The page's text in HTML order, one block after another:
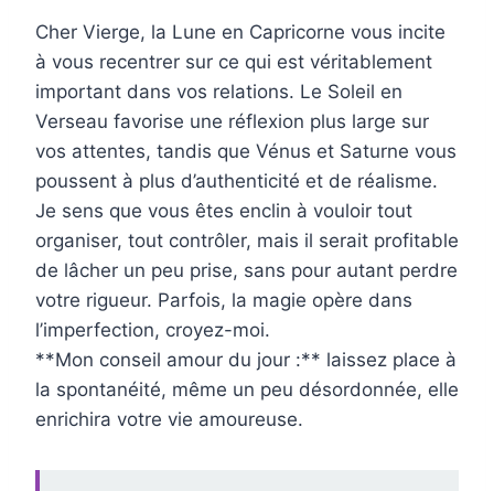
Cher Vierge, la Lune en Capricorne vous incite
à vous recentrer sur ce qui est véritablement
important dans vos relations. Le Soleil en
Verseau favorise une réflexion plus large sur
vos attentes, tandis que Vénus et Saturne vous
poussent à plus d’authenticité et de réalisme.
Je sens que vous êtes enclin à vouloir tout
organiser, tout contrôler, mais il serait profitable
de lâcher un peu prise, sans pour autant perdre
votre rigueur. Parfois, la magie opère dans
l’imperfection, croyez-moi.
**Mon conseil amour du jour :** laissez place à
la spontanéité, même un peu désordonnée, elle
enrichira votre vie amoureuse.